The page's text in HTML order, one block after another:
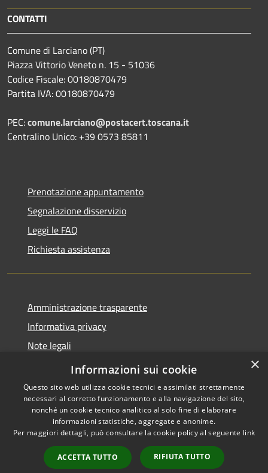
CONTATTI
Comune di Larciano (PT)
Piazza Vittorio Veneto n. 15 - 51036
Codice Fiscale: 00180870479
Partita IVA: 00180870479
PEC:comune.larciano@postacert.toscana.it
Centralino Unico: +39 0573 85811
Prenotazione appuntamento
Segnalazione disservizio
Leggi le FAQ
Richiesta assistenza
Amministrazione trasparente
Informativa privacy
Note legali
Dichiarazione di accessibilità
Accessibilità
Copyright © 2026 • Comune di
Larciano • Powered by
Municipium•
Accesso
redazione
×
Informazioni sui cookie
Questo sito web utilizza cookie tecnici e assimilati strettamente
necessari al corretto funzionamento e alla navigazione del sito,
nonché un cookie tecnico analitico al solo fine di elaborare
informazioni statistiche, aggregate e anonime.
Per maggiori dettagli, può consultare la cookie policy al seguente link
ACCETTA TUTTO RIFIUTA TUTTO